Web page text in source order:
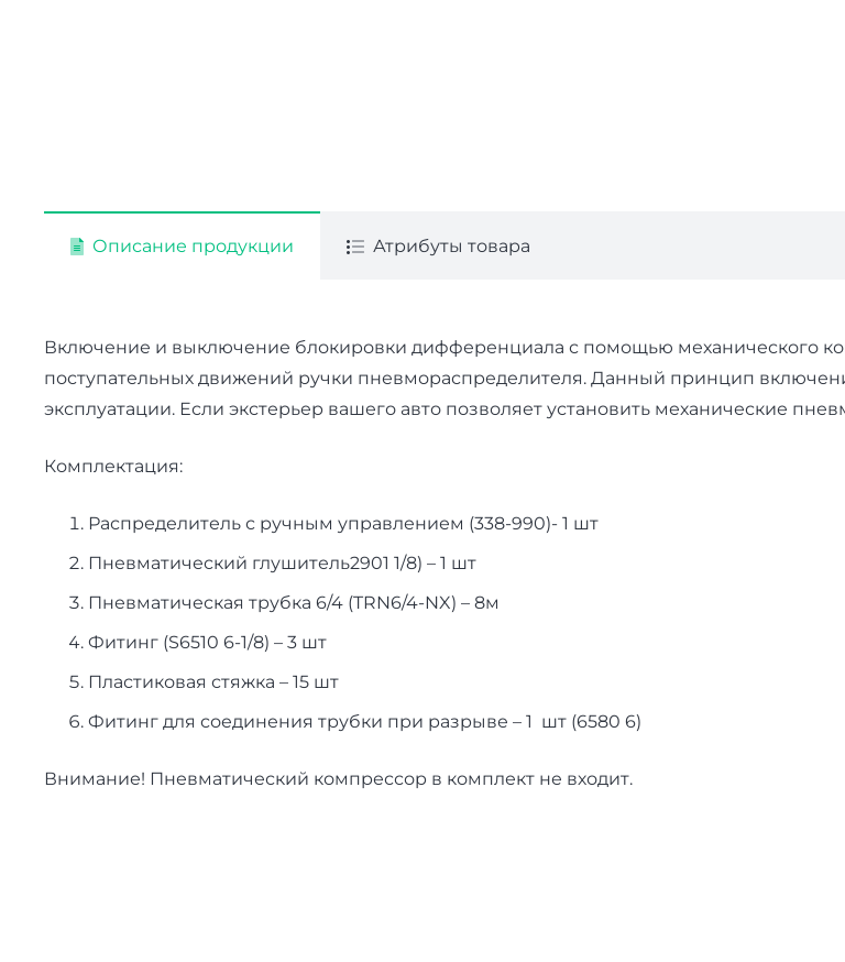
Описание продукции Атрибуты товара
Включение и выключение блокировки дифференциала с помощью механического
поступательных движений ручки пневмораспределителя. Данный принцип
эксплуатации. Если экстерьер вашего авто позволяет установить механические
Комплектация:
Распределитель с ручным управлением (338-990)- 1 шт
Пневматический глушитель2901 1/8) – 1 шт
Пневматическая трубка 6/4 (TRN6/4-NX) – 8м
Фитинг (S6510 6-1/8) – 3 шт
Пластиковая стяжка – 15 шт
Фитинг для соединения трубки при разрыве – 1 шт (6580 6)
Внимание! Пневматический компрессор в комплект не входит.